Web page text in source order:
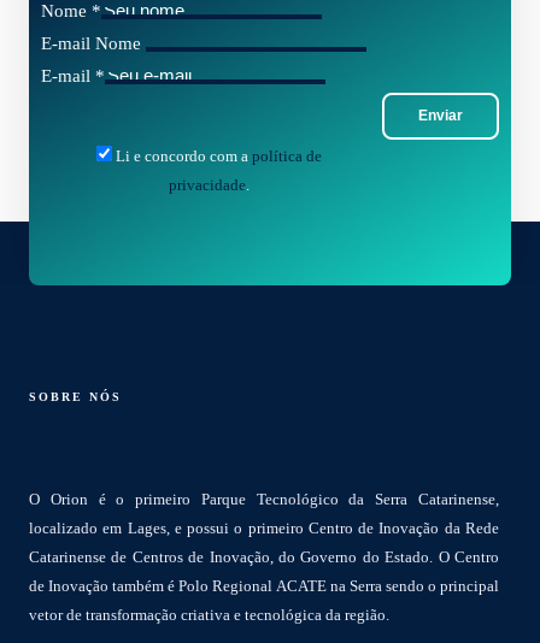
Nome *
E-mail Nome
E-mail *
Enviar
Li e concordo com a política de
privacidade.
SOBRE NÓS
O Orion é o primeiro Parque Tecnológico da Serra Catarinense,
localizado em Lages, e possui o primeiro Centro de Inovação da Rede
Catarinense de Centros de Inovação, do Governo do Estado. O Centro
de Inovação também é Polo Regional ACATE na Serra sendo o principal
vetor de transformação criativa e tecnológica da região.